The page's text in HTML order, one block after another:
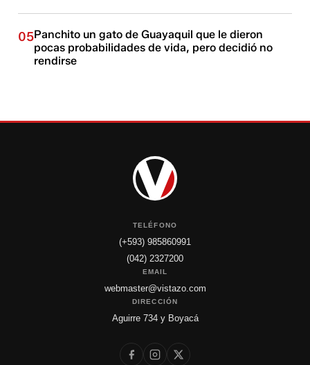
05Panchito un gato de Guayaquil que le dieron
pocas probabilidades de vida, pero decidió no
rendirse
TELÉFONO
(+593) 985860991
(042) 2327200
EMAIL
webmaster@vistazo.com
DIRECCIÓN
Aguirre 734 y Boyacá